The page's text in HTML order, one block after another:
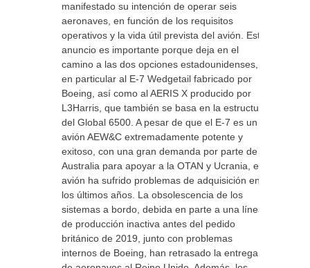
manifestado su intención de operar seis
aeronaves, en función de los requisitos
operativos y la vida útil prevista del avión. Este
anuncio es importante porque deja en el
camino a las dos opciones estadounidenses,
en particular al E-7 Wedgetail fabricado por
Boeing, así como al AERIS X producido por
L3Harris, que también se basa en la estructura
del Global 6500. A pesar de que el E-7 es un
avión AEW&C extremadamente potente y
exitoso, con una gran demanda por parte de
Australia para apoyar a la OTAN y Ucrania, el
avión ha sufrido problemas de adquisición en
los últimos años. La obsolescencia de los
sistemas a bordo, debida en parte a una línea
de producción inactiva antes del pedido
británico de 2019, junto con problemas
internos de Boeing, han retrasado la entrega